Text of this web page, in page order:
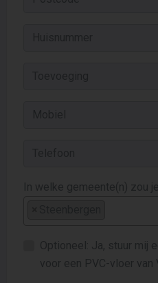
In welke gemeente(n) zou
Optioneel: Ja, stuur mij
voor een PVC-vloer van